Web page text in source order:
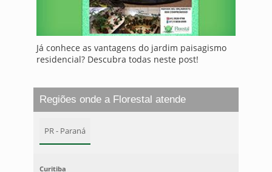
Já conhece as vantagens do jardim paisagismo
residencial? Descubra todas neste post!
Regiões onde a Florestal atende
PR - Paraná
Curitiba